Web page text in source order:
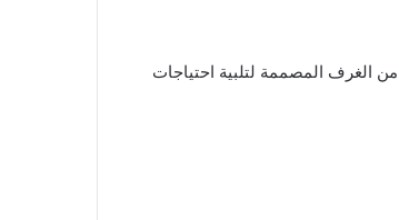
الغرف المصممة لتلبية احتياجات